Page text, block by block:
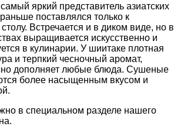
яркий представитель азиатских
поставлялся только к
Встречается и в диком виде, но в
выращивается искусственно и
в кулинарии. У шиитаке плотная
и терпкий чесночный аромат,
дополняет любые блюда. Сушеные
более насыщенным вкусом и
в специальном разделе нашего